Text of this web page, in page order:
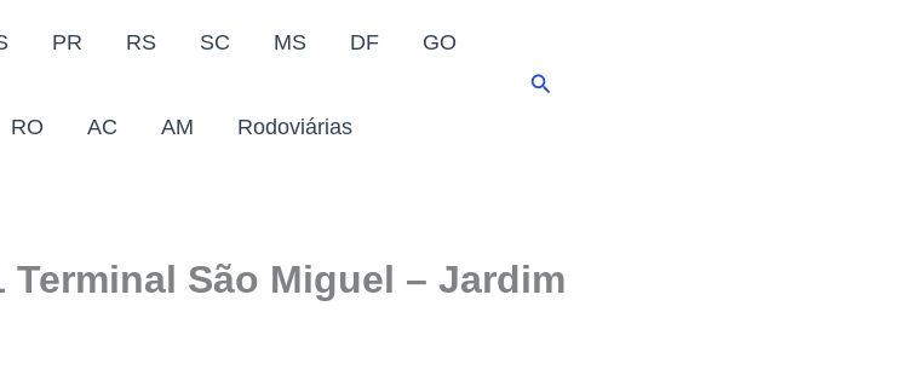
PR RS SC MS DF GO
RO AC AM Rodoviárias
Pesquisar
São Miguel – Jardim